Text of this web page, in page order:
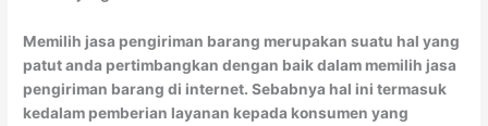
Memilih jasa pengiriman barang merupakan suatu hal yang
patut anda pertimbangkan dengan baik dalam memilih jasa
pengiriman barang di internet. Sebabnya hal ini termasuk
kedalam pemberian layanan kepada konsumen yang